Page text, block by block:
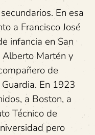
En esa
a Francisco José
infancia en San
Alberto Martén y
de
En 1923
a Boston, a
Técnico de
pero